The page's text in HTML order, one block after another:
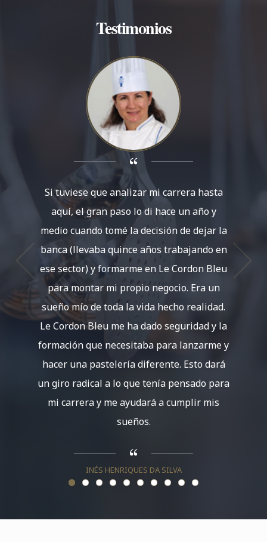
Testimonios
Si tuviese que analizar mi carrera hasta
aquí, el gran paso lo di hace un año y
medio cuando tomé la decisión de dejar la
banca (llevaba quince años trabajando en
ese sector) y formarme en Le Cordon Bleu
para montar mi propio negocio. Era un
sueño mío de toda la vida hecho realidad.
Le Cordon Bleu me ha dado seguridad y la
formación que necesitaba para lanzarme y
hacer una pastelería diferente. Esto dará
un giro radical a lo que tenía pensado para
mi carrera y me ayudará a cumplir mis
sueños.
INÉS HENRIQUES DA SILVA